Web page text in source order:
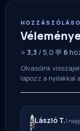
⭐ 3,3 / 5,0·💬 6
Olvasóink
lapozz a nyilakkal
László T.1